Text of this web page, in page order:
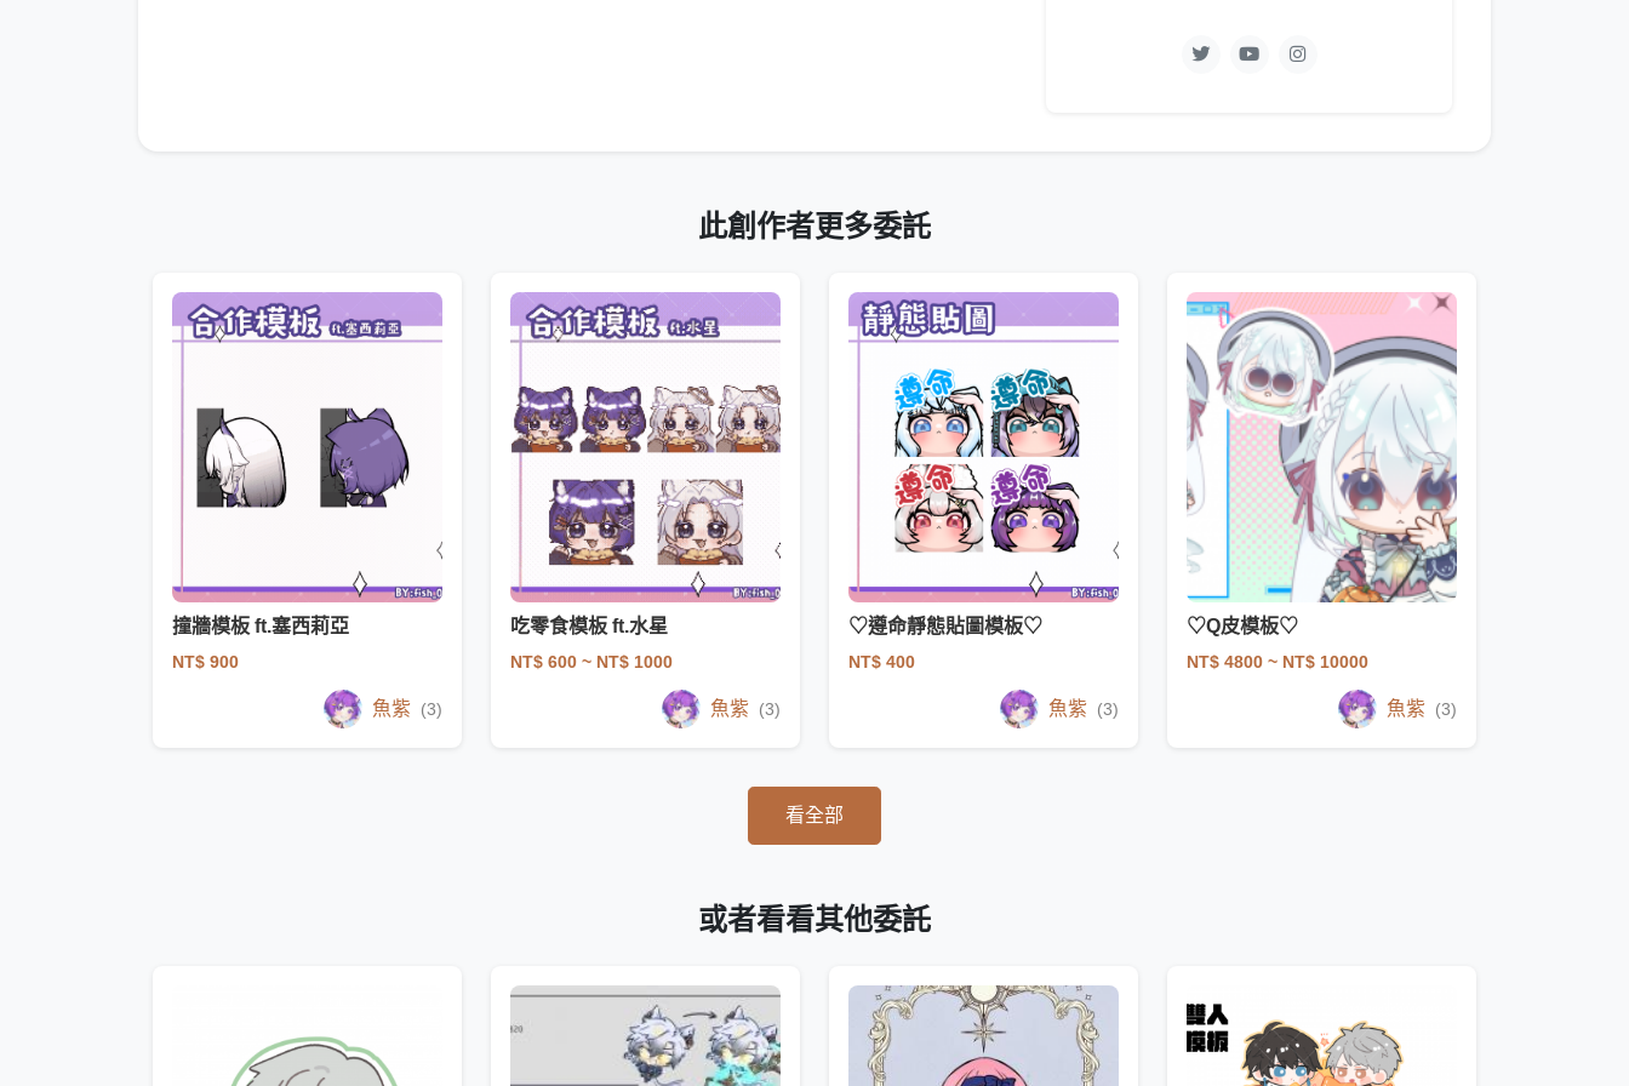
此創作者更多委託
撞牆模板 ft.塞西莉亞
NT$ 900
魚紫 (3)
吃零食模板 ft.水星
NT$ 600 ~ NT$ 1000
魚紫 (3)
♡遵命靜態貼圖模板♡
NT$ 400
魚紫 (3)
♡Q皮模板♡
NT$ 4800 ~ NT$ 10000
魚紫 (3)
看全部
或者看看其他委託